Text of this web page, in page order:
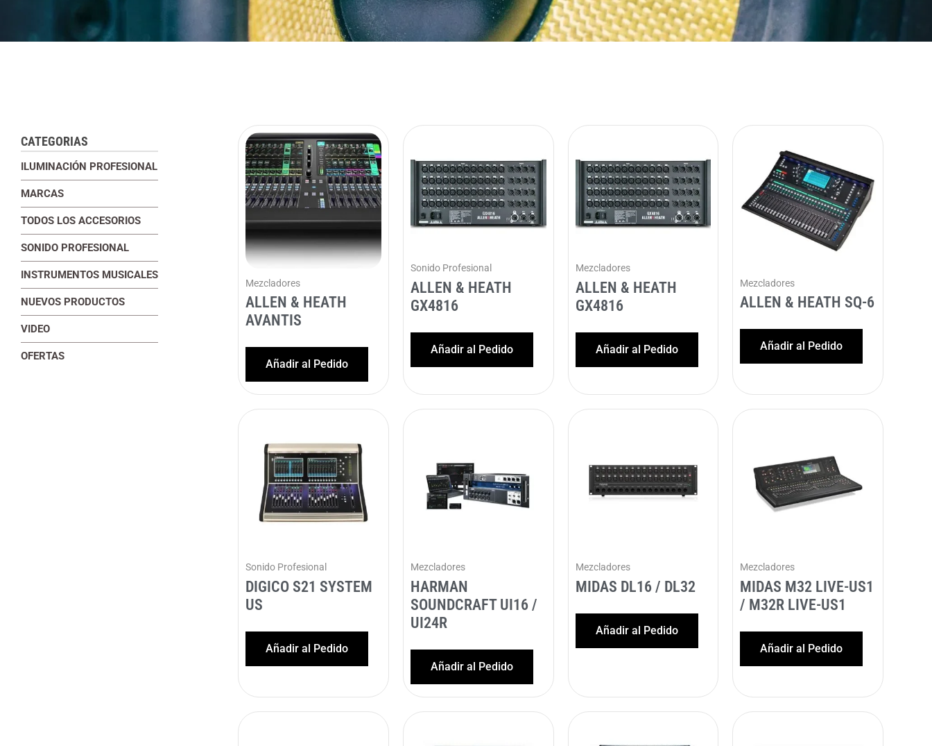
CATEGORIAS
ILUMINACIÓN PROFESIONAL
MARCAS
TODOS LOS ACCESORIOS
SONIDO PROFESIONAL
INSTRUMENTOS MUSICALES
NUEVOS PRODUCTOS
VIDEO
OFERTAS
Mezcladores
ALLEN & HEATH
AVANTIS
Añadir al Pedido
Sonido Profesional
ALLEN & HEATH
GX4816
Añadir al Pedido
Mezcladores
ALLEN & HEATH
GX4816
Añadir al Pedido
Mezcladores
ALLEN & HEATH SQ-6
Añadir al Pedido
Sonido Profesional
DIGICO S21 SYSTEM
US
Añadir al Pedido
Mezcladores
HARMAN
SOUNDCRAFT UI16 /
UI24R
Añadir al Pedido
Mezcladores
MIDAS DL16 / DL32
Añadir al Pedido
Mezcladores
MIDAS M32 LIVE-US1
/ M32R LIVE-US1
Añadir al Pedido